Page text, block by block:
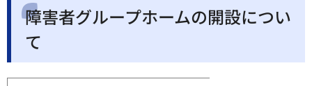
障害者グループホームの開設につい
て